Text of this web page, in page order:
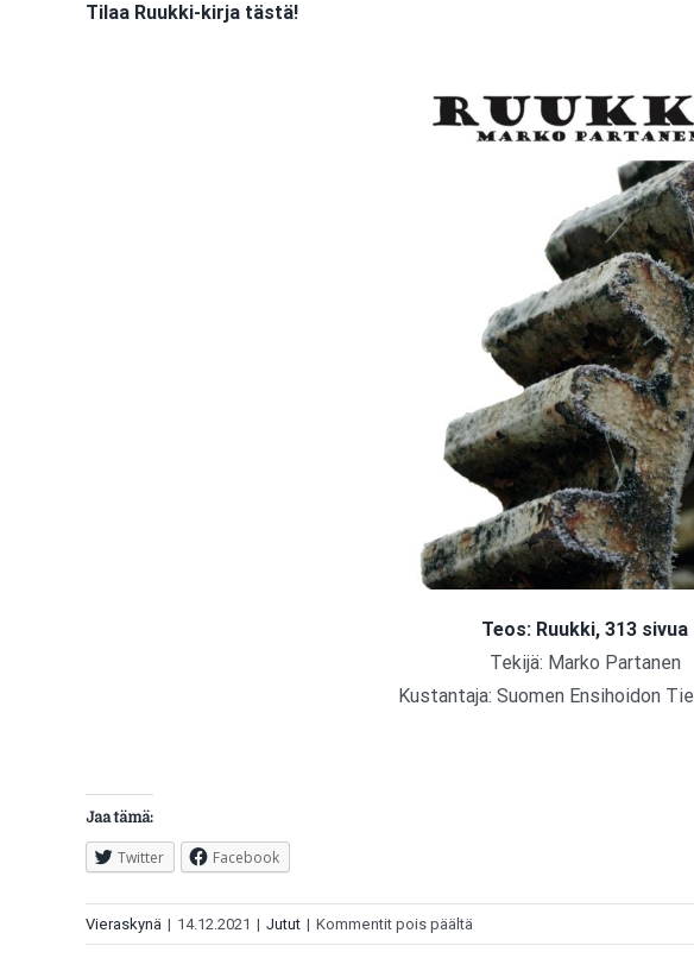
Tilaa Ruukki-kirja tästä!
Teos: Ruukki, 313 sivua
Tekijä: Marko Partanen
Kustantaja: Suomen Ensihoidon
Jaa tämä:
Twitter Facebook
Vieraskynä | 14.12.2021 | Jutut | Kommentit pois päältä
Kirja-